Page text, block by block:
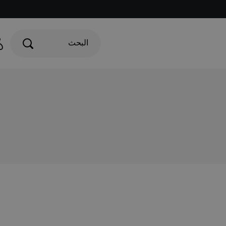
البحث